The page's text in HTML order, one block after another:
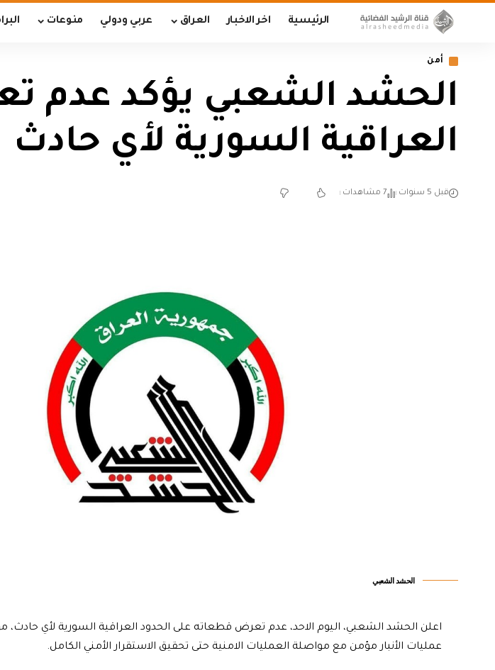
الرئيسية اخر الاخبار العراق عربي ودولي منوعات
أمن
الحشد الشعبي يؤكد عدم
العراقية السورية لأي حادث
قبل 5 سنوات 7 مشاهدات
الحشد الشعبي
اعلن الحشد الشعبي، اليوم الاحد، عدم تعرض قطعاته على الحدود العراقية السورية لأي حادث،
عمليات الأنبار مؤمن مع مواصلة العمليات الامنية حتى تحقيق الاستقرار الأمني الكامل.